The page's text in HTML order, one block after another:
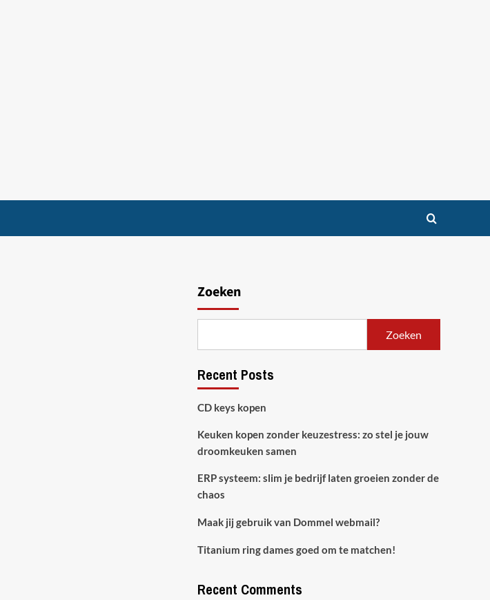
Zoeken
Zoeken
Recent Posts
CD keys kopen
Keuken kopen zonder keuzestress: zo stel je jouw
droomkeuken samen
ERP systeem: slim je bedrijf laten groeien zonder de
chaos
Maak jij gebruik van Dommel webmail?
Titanium ring dames goed om te matchen!
Recent Comments